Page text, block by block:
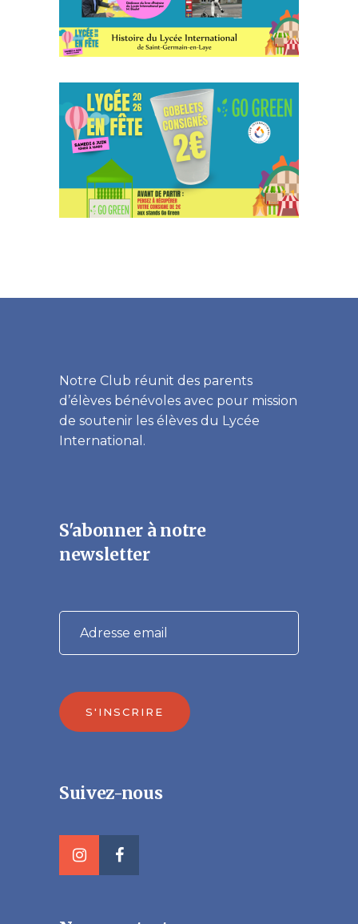
Notre Club réunit des parents
d’élèves bénévoles avec pour mission
de soutenir les élèves du Lycée
International.
S'abonner à notre
newsletter
S'INSCRIRE
Suivez-nous